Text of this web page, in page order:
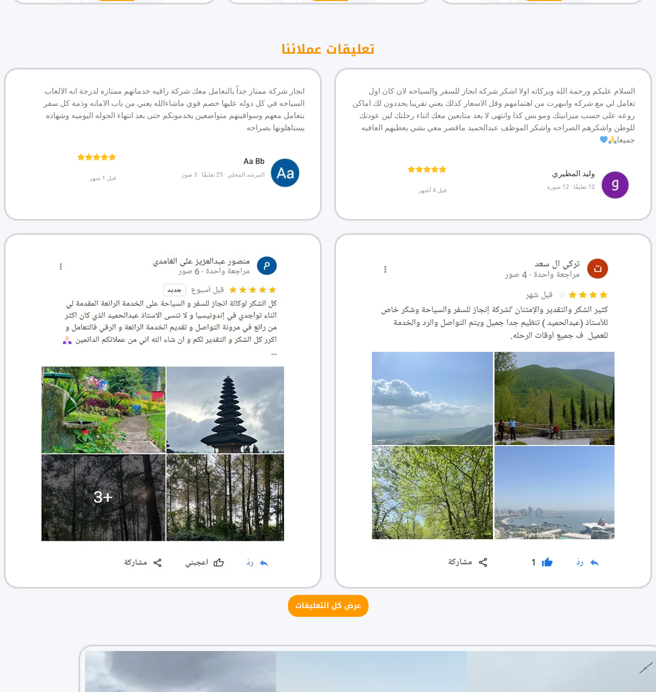
تعليقات عملائنا
السلام عليكم ورحمة الله وبركاته اولا اشكر شركه انجاز للسفر والسياحه لان كان اول
تعامل لي مع شركه وانبهرت من اهتمامهم وقل الاسعار كذلك يعني تقريبا يحددون لك اماكن
روعه على حسب ميزانيتك ومو بس كذا وانتهى لا بعد متابعين معك اثناء رحلتك لين عودتك
للوطن واشكرهم الصراحه واشكر الموظف عبدالحميد ماقصر معي بشي يعطيهم العافيه
جميعا
وليد المطيري
12 تعليقًا · 12 صورة
قبل 4 أشهر
انجاز شركة ممتاز جداً بالتعامل معك شركة راقيه خدماتهم ممتازه لدرجة انه الالعاب
السياحه في كل دوله عليها خصم قوي ماشاءالله يعني من باب الامانه وذمة كل سفر
بتعامل معهم وسواقينهم متواضعين يخدمونكم حتى بعد انتهاء الجوله اليوميه وشهاده
يستاهلونها بصراحه
Aa Bb
المرشد المحلي · 25 تعليقًا · 3 صور
قبل 1 شهر
عرض كل التعليقات